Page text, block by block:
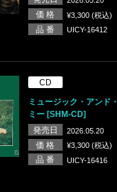
価 格 ¥3,300 (税込)
品 番 UICY-16412
CD
ミュージック・アンド・
ミー [SHM-CD]
発売日
2026.05.20
価 格 ¥3,300 (税込)
品 番 UICY-16416